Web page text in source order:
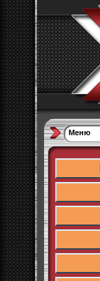
Меню